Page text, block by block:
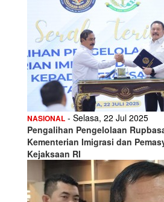
NASIONAL - Selasa, 22 Jul 2025
Pengalihan Pengelolaan
Kementerian Imigrasi dan
Kejaksaan RI